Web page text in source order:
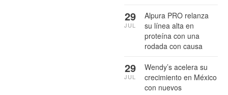
Alpura PRO relanza
su línea alta en
proteína con una
rodada con causa
29
JUL
Wendy’s acelera su
crecimiento en México
con nuevos
29
JUL